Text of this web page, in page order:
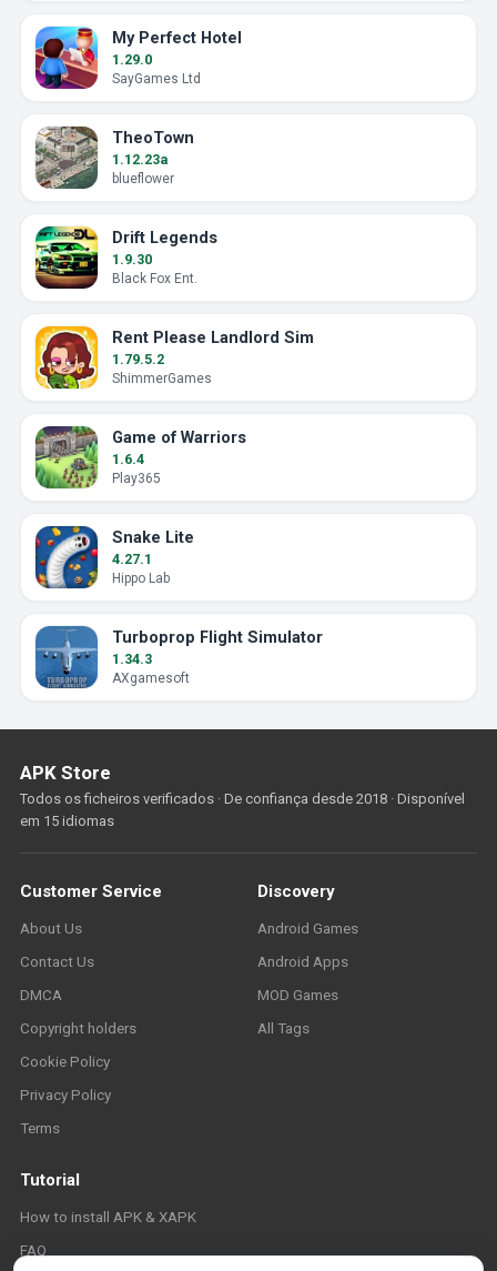
My Perfect Hotel
1.29.0
SayGames Ltd
TheoTown
1.12.23a
blueflower
Drift Legends
1.9.30
Black Fox Ent.
Rent Please Landlord Sim
1.79.5.2
ShimmerGames
Game of Warriors
1.6.4
Play365
Snake Lite
4.27.1
Hippo Lab
Turboprop Flight Simulator
1.34.3
AXgamesoft
APK Store
Todos os ficheiros verificados · De confiança desde 2018 · Disponível
em 15 idiomas
Customer Service
About Us
Contact Us
DMCA
Copyright holders
Cookie Policy
Privacy Policy
Terms
Discovery
Android Games
Android Apps
MOD Games
All Tags
Tutorial
How to install APK & XAPK
FAQ